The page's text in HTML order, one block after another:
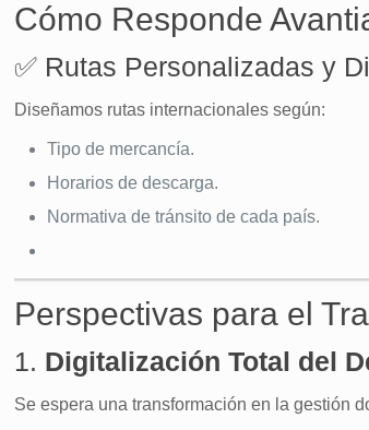
Cómo Responde
✅ Rutas Personalizadas y
Diseñamos rutas internacionales según:
Tipo de mercancía.
Horarios de descarga.
Normativa de tránsito de cada país.
Perspectivas para el
1. Digitalización Total del
Se espera una transformación en la gestión